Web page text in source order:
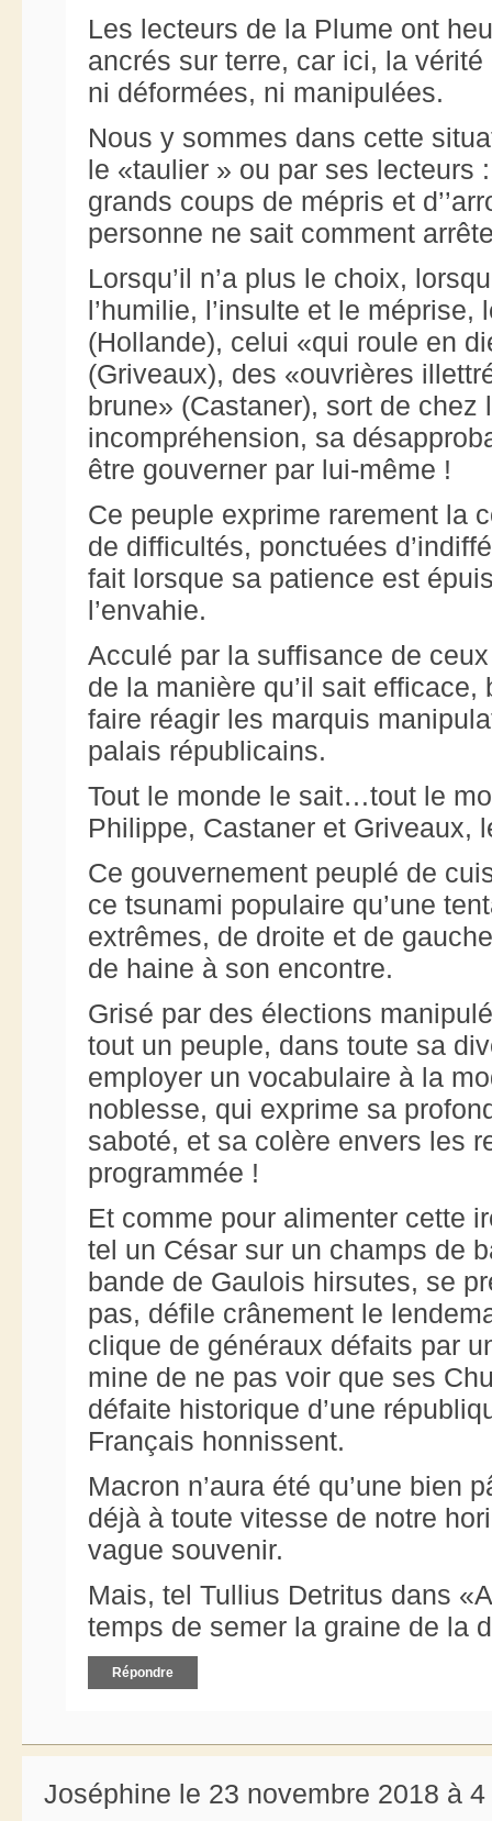
Les lecteurs de la Plume ont
ancrés sur terre, car ici, la
ni déformées, ni manipulées.
Nous y sommes dans cette
le «taulier » ou par ses lecteurs
grands coups de mépris et
personne ne sait comment
Lorsqu’il n’a plus le choix,
l’humilie, l’insulte et le
(Hollande), celui «qui roule en
(Griveaux), des «ouvrières
brune» (Castaner), sort de chez
incompréhension, sa
être gouverner par lui-même !
Ce peuple exprime rarement la
de difficultés, ponctuées
fait lorsque sa patience est
l’envahie.
Acculé par la suffisance de
de la manière qu’il sait
faire réagir les marquis
palais républicains.
Tout le monde le sait…tout le
Philippe, Castaner et Griveaux,
Ce gouvernement peuplé de
ce tsunami populaire qu’une
extrêmes, de droite et de
de haine à son encontre.
Grisé par des élections
tout un peuple, dans toute sa
employer un vocabulaire à la
noblesse, qui exprime sa
saboté, et sa colère envers les
programmée !
Et comme pour alimenter cette
tel un César sur un champs de
bande de Gaulois hirsutes, se
pas, défile crânement le
clique de généraux défaits par
mine de ne pas voir que ses
défaite historique d’une
Français honnissent.
Macron n’aura été qu’une bien
déjà à toute vitesse de notre
vague souvenir.
Mais, tel Tullius Detritus dans
temps de semer la graine de la
Répondre
Joséphine le 23 novembre 2018 à